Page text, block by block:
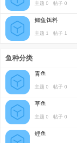
主题 0 帖子 0
鲫鱼饵料
主题 1 帖子 1
鱼种分类
青鱼
主题 0 帖子 0
草鱼
主题 0 帖子 0
鲤鱼